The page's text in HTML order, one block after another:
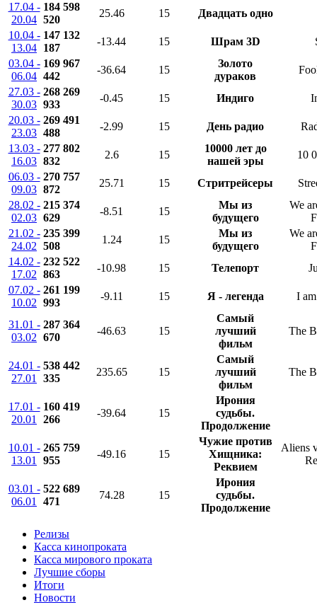
17.04 -
20.04
184 598
520
25.46 15
Двадцать одно
10.04 -
13.04
147 132
187
-13.44 15 Шрам 3D
03.04 -
06.04
169 967
442
-36.64 15
Золото
дураков
27.03 -
30.03
268 269
933
-0.45 15 Индиго
20.03 -
23.03
269 491
488
-2.99 15 День радио
13.03 -
16.03
277 802
832
2.6 15
10000 лет до
нашей эры
10
06.03 -
09.03
270 757
872
25.71 15 Стритрейсеры
28.02 -
02.03
215 374
629
-8.51 15
Мы из
будущего
We
21.02 -
24.02
235 399
508
1.24 15
Мы из
будущего
We
14.02 -
17.02
232 522
863
-10.98 15 Телепорт
07.02 -
10.02
261 199
993
-9.11 15 Я - легенда I
31.01 -
03.02
287 364
670
-46.63 15
Самый
лучший
фильм
The
24.01 -
27.01
538 442
335
235.65 15
Самый
лучший
фильм
The
17.01 -
20.01
160 419
266
-39.64 15
Ирония
судьбы.
Продолжение
10.01 -
13.01
265 759
955
-49.16 15
Чужие против
Хищника:
Реквием
Aliens
03.01 -
06.01
522 689
471
74.28 15
Ирония
судьбы.
Продолжение
Релизы
Касса кинопроката
Касса мирового проката
Лучшие сборы
Итоги
Новости